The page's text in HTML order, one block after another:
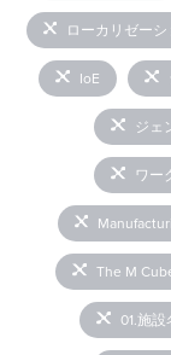
ローカリゼーシ
IoE
ジェ
ワー
The M
01.施設